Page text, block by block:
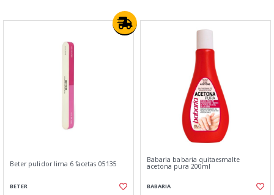
Beter pulidor lima 6 facetas 05135
BETER
Babaria babaria quitaesmalte
acetona pura 200ml
BABARIA